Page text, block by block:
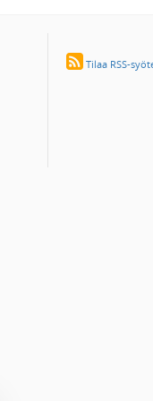
Tilaa RSS-